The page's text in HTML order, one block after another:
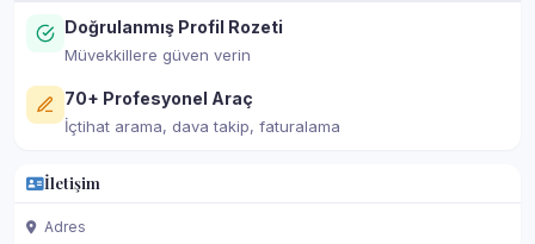
Doğrulanmış Profil Rozeti
Müvekkillere güven verin
70+ Profesyonel Araç
İçtihat arama, dava takip, faturalama
İletişim
Adres